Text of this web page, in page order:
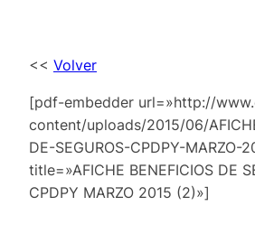
<< Volver
[pdf-embedder url=»http://
content/uploads/2015/06/
DE-SEGUROS-CPDPY-MARZO-
title=»AFICHE BENEFICIOS DE
CPDPY MARZO 2015 (2)»]